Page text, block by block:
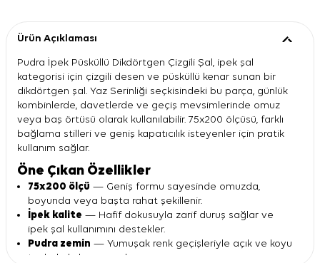
Ürün Açıklaması
Pudra İpek Püsküllü Dikdörtgen Çizgili Şal, ipek şal
kategorisi için çizgili desen ve püsküllü kenar sunan bir
dikdörtgen şal. Yaz Serinliği seçkisindeki bu parça, günlük
kombinlerde, davetlerde ve geçiş mevsimlerinde omuz
veya baş örtüsü olarak kullanılabilir. 75x200 ölçüsü, farklı
bağlama stilleri ve geniş kapatıcılık isteyenler için pratik
kullanım sağlar.
Öne Çıkan Özellikler
75x200 ölçü — Geniş formu sayesinde omuzda,
boyunda veya başta rahat şekillenir.
İpek kalite — Hafif dokusuyla zarif duruş sağlar ve
ipek şal kullanımını destekler.
Pudra zemin — Yumuşak renk geçişleriyle açık ve koyu
tonlarla kolay uyum kurar.